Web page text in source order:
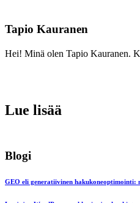
Tapio Kauranen
Hei! Minä olen Tapio Kauranen.
Lue lisää
Blogi
GEO eli generatiivinen hakukoneoptimointi: